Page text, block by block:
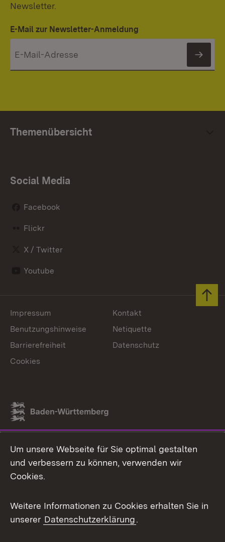
Newsletter.
E-Mail zur Newsletter-Anmeldung
Themenübersicht
Social Media
Facebook
Flickr
X / Twitter
Youtube
Link zum Landesportal
Impressum
Kontakt
Benutzungshinweise
Netiquette
Barrierefreiheit
Datenschutz
Cookies
Um unsere Webseite für Sie optimal gestalten
und verbessern zu können, verwenden wir
Cookies.
Weitere Informationen zu Cookies erhalten Sie in
unserer Datenschutzerklärung.